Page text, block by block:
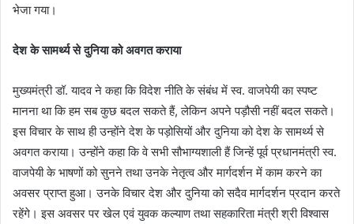
भेजा गया।
देश के सामर्थ्य से दुनिया को अवगत कराया
मुख्यमंत्री डॉ. यादव ने कहा कि विदेश नीति के संबंध में स्व. वाजपेयी का स्पष्ट
मानना था कि हम सब कुछ बदल सकते हैं, लेकिन अपने पड़ौसी नहीं बदल सकते।
इस विचार के साथ ही उन्होंने देश के पड़ोसियों और दुनिया को देश के सामर्थ्य से
अवगत कराया। उन्होंने कहा कि वे सभी सौभाग्यशाली हैं जिन्हें पूर्व प्रधानमंत्री स्व.
वाजपेयी के भाषणों को सुनने तथा उनके नेतृत्व और मार्गदर्शन में काम करने का
अवसर प्राप्त हुआ। उनके विचार देश और दुनिया को सदैव मार्गदर्शन प्रदान करते
रहेंगे। इस अवसर पर खेल एवं युवक कल्याण तथा सहकारिता मंत्री श्री विश्वास